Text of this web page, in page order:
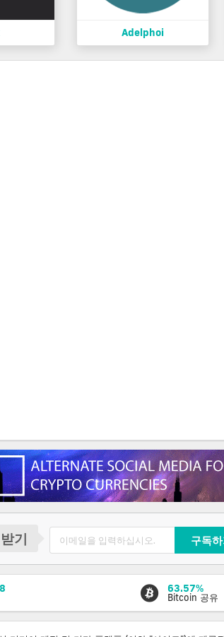
Adelphoi
기 구독
63.57%
Bitcoin 공유